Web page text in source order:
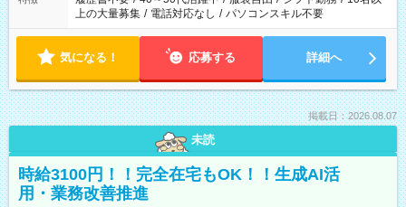
上の大量募集 / 電話対応なし / パソコンスキル不要
気になる！ 応募する 詳細へ
掲載日：2026.08.07
未読
時給3100円！！完全在宅もOK！！生成AI活
用・業務改善推進